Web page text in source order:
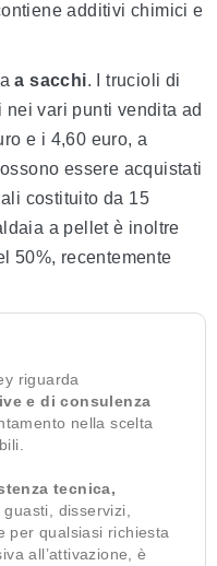
additivi chimici e
a sacchi. I trucioli di
nei vari punti vendita ad
e i 4,60 euro, a
essere acquistati
costituito da 15
a pellet è inoltre
50%, recentemente
riguarda
e di consulenza
nella scelta
tecnica,
guasti, disservizi,
per qualsiasi richiesta
all’attivazione, è